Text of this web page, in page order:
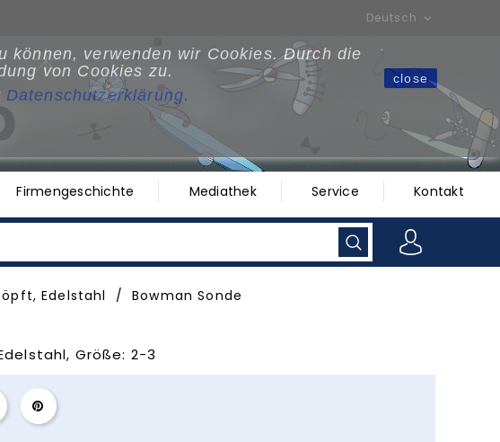
können, verwenden wir Cookies. Durch die
von Cookies zu.
Datenschutzerklärung.
close
Deutsch 
Firmengeschichte Mediathek Service Kontakt
Edelstahl Bowman Sonde
Größe: 2-3